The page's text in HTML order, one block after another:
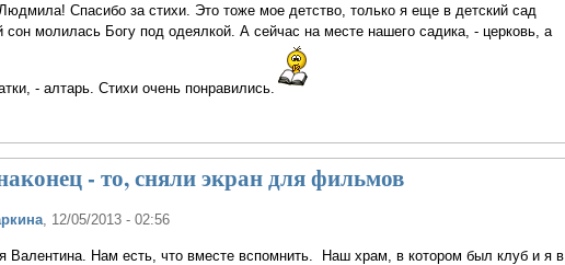
Спасибо за стихи. Это тоже мое детство, только я еще в детский сад
молилась Богу под одеялкой. А сейчас на месте нашего садика, - церковь, а
- алтарь. Стихи очень понравились.
- то, сняли экран для фильмов
, 12/05/2013 - 02:56
Валентина. Нам есть, что вместе вспомнить. Наш храм, в котором был клуб и я в